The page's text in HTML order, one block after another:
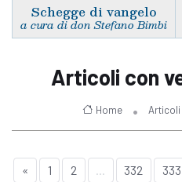
Schegge di vangelo
a cura di don Stefano Bimbi
Articoli con
Home
« 1 2 332 333